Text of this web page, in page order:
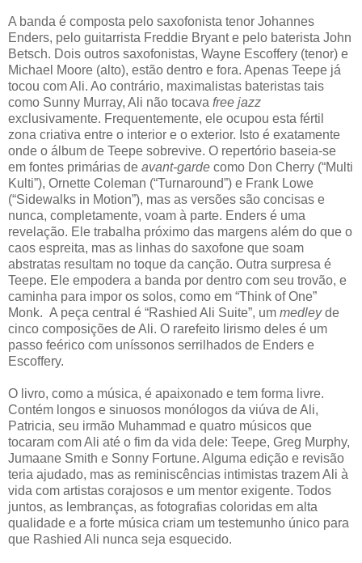
A banda é composta pelo saxofonista tenor Johannes
Enders, pelo guitarrista Freddie Bryant e pelo baterista John
Betsch. Dois outros saxofonistas, Wayne Escoffery (tenor) e
Michael Moore (alto), estão dentro e fora. Apenas Teepe já
tocou com Ali. Ao contrário, maximalistas bateristas tais
como Sunny Murray, Ali não tocava free jazz
exclusivamente. Frequentemente, ele ocupou esta fértil
zona criativa entre o interior e o exterior. Isto é exatamente
onde o álbum de Teepe sobrevive. O repertório baseia-se
em fontes primárias de avant-garde como Don Cherry (“Multi
Kulti”), Ornette Coleman (“Turnaround”) e Frank Lowe
(“Sidewalks in Motion”), mas as versões são concisas e
nunca, completamente, voam à parte. Enders é uma
revelação. Ele trabalha próximo das margens além do que o
caos espreita, mas as linhas do saxofone que soam
abstratas resultam no toque da canção. Outra surpresa é
Teepe. Ele empodera a banda por dentro com seu trovão, e
caminha para impor os solos, como em “Think of One”
Monk. A peça central é “Rashied Ali Suite”, um medleyde
cinco composições de Ali. O rarefeito lirismo deles é um
passo feérico com uníssonos serrilhados de Enders e
Escoffery.
O livro, como a música, é apaixonado e tem forma livre.
Contém longos e sinuosos monólogos da viúva de Ali,
Patricia, seu irmão Muhammad e quatro músicos que
tocaram com Ali até o fim da vida dele: Teepe, Greg Murphy,
Jumaane Smith e Sonny Fortune. Alguma edição e revisão
teria ajudado, mas as reminiscências intimistas trazem Ali à
vida com artistas corajosos e um mentor exigente. Todos
juntos, as lembranças, as fotografias coloridas em alta
qualidade e a forte música criam um testemunho único para
que Rashied Ali nunca seja esquecido.